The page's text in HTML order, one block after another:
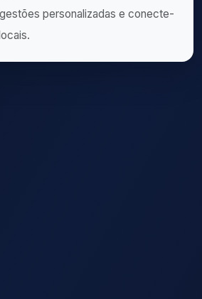
personalizadas e conecte-